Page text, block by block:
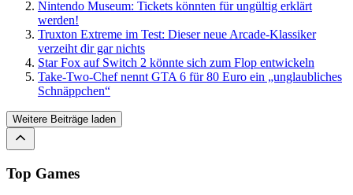
Nintendo Museum: Tickets könnten für ungültig erklärt
werden!
Truxton Extreme im Test: Dieser neue Arcade-Klassiker
verzeiht dir gar nichts
Star Fox auf Switch 2 könnte sich zum Flop entwickeln
Take-Two-Chef nennt GTA 6 für 80 Euro ein „unglaubliches
Schnäppchen“
Weitere Beiträge laden
Top Games